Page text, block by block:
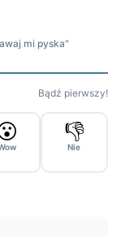
mi pyska"
Bądź pierwszy!
👎
Nie